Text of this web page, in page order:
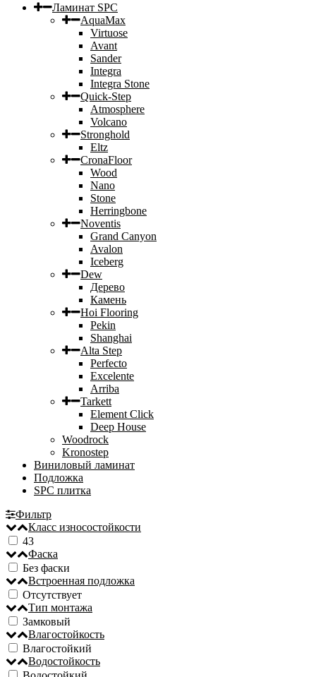
Ламинат SPC
AquaMax
Virtuose
Avant
Sander
Integra
Integra Stone
Quick-Step
Atmosphere
Volcano
Stronghold
Eltz
CronaFloor
Wood
Nano
Stone
Herringbone
Noventis
Grand Canyon
Avalon
Iceberg
Dew
Дерево
Камень
Hoi Flooring
Pekin
Shanghai
Alta Step
Perfecto
Excelente
Arriba
Tarkett
Element Click
Deep House
Woodrock
Kronostep
Виниловый ламинат
Подложка
SPC плитка
Фильтр
Класс износостойкости
43
Фаска
Без фаски
Встроенная подложка
Отсутствует
Тип монтажа
Замковый
Влагостойкость
Влагостойкий
Водостойкость